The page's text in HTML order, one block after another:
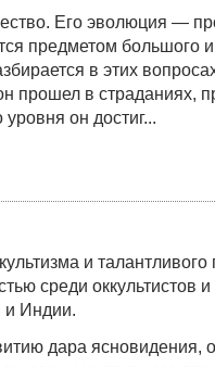
Его эволюция —
предметом большого
в этих
прошел в страданиях,
он достиг...
и талантливого
среди оккультистов
Индии.
дара ясновидения,